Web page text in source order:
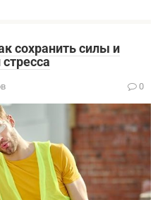
сохранить силы и
0